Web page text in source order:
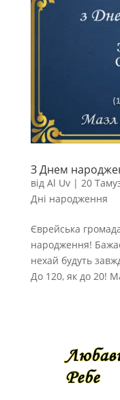
З Днем
від Al Uv| 20
Дні народження
Єврейська
народження!
нехай будуть
До 120, як до 20!